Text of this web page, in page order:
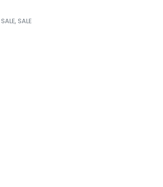
SALE, SALE